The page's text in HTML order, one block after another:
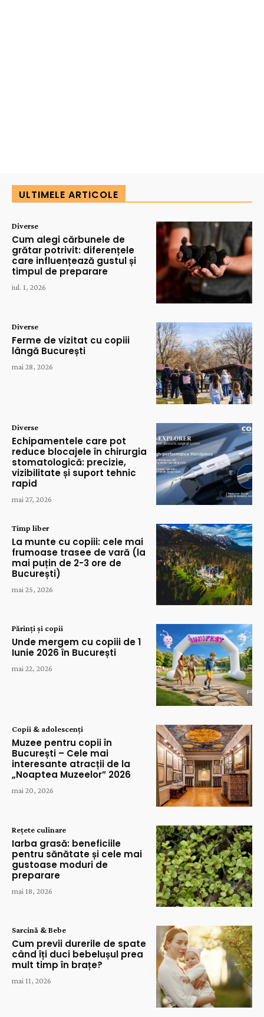
ULTIMELE ARTICOLE
Diverse
Cum alegi cărbunele de
grătar potrivit: diferențele
care influențează gustul și
timpul de preparare
iul. 1, 2026
Diverse
Ferme de vizitat cu copiii
lângă București
mai 28, 2026
Diverse
Echipamentele care pot
reduce blocajele în chirurgia
stomatologică: precizie,
vizibilitate și suport tehnic
rapid
mai 27, 2026
Timp liber
La munte cu copiii: cele mai
frumoase trasee de vară (la
mai puțin de 2-3 ore de
București)
mai 25, 2026
Părinți și copii
Unde mergem cu copiii de 1
Iunie 2026 în București
mai 22, 2026
Copii & adolescenți
Muzee pentru copii în
București – Cele mai
interesante atracții de la
„Noaptea Muzeelor” 2026
mai 20, 2026
Rețete culinare
Iarba grasă: beneficiile
pentru sănătate și cele mai
gustoase moduri de
preparare
mai 18, 2026
Sarcină & Bebe
Cum previi durerile de spate
când îți duci bebelușul prea
mult timp în brațe?
mai 11, 2026